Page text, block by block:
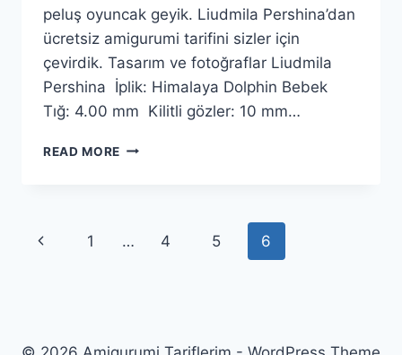
peluş oyuncak geyik. Liudmila Pershina’dan
ücretsiz amigurumi tarifini sizler için
çevirdik. Tasarım ve fotoğraflar Liudmila
Pershina İplik: Himalaya Dolphin Bebek
Tığ: 4.00 mm Kilitli gözler: 10 mm…
READ MORE AMIGURUMI
Page
Previous
1 … 4 5 6